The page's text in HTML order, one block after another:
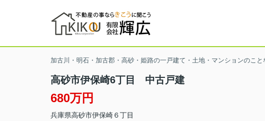
加古川・明石・加古郡・高砂・姫路の一戸建て・土地・マンションのこ
高砂市伊保崎6丁目 中古戸建
680万円
兵庫県高砂市伊保崎６丁目